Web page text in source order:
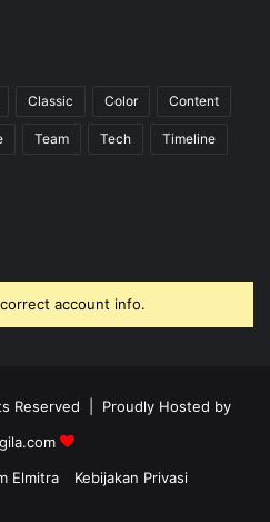
Classic Color Content
Team Tech Timeline
account info.
Reserved | Proudly Hosted by
Elmitra Kebijakan Privasi